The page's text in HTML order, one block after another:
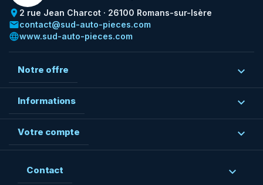
place 2 rue Jean Charcot · 26100 Romans-sur-Isère
emailcontact@sud-auto-pieces.com
languagewww.sud-auto-pieces.com
Notre offre 
Informations 
Votre compte 
Contact 